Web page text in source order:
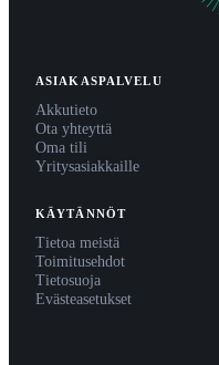
ASIAKASPALVELU
Akkutieto
Ota yhteyttä
Oma tili
Yritysasiakkaille
KÄYTÄNNÖT
Tietoa meistä
Toimitusehdot
Tietosuoja
Evästeasetukset